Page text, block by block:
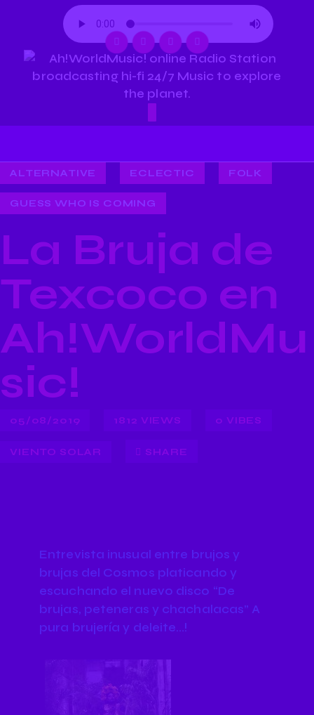
ALTERNATIVE ECLECTIC FOLK
GUESS WHO IS COMING
La Bruja de
Texcoco en
Ah!WorldMu
sic!
05/08/2019 1812 VIEWS 0 VIBES
VIENTO SOLAR SHARE
Entrevista inusual entre brujos y
brujas del Cosmos platicando y
escuchando el nuevo disco “De
brujas, peteneras y chachalacas” A
pura brujería y deleite…!